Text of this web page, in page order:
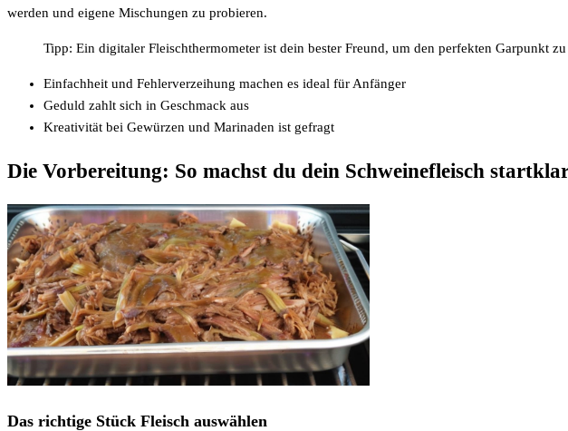
werden und eigene Mischungen zu probieren.
Tipp: Ein digitaler Fleischthermometer ist dein bester Freund, um den perfekten Garpunkt
Einfachheit und Fehlerverzeihung machen es ideal für Anfänger
Geduld zahlt sich in Geschmack aus
Kreativität bei Gewürzen und Marinaden ist gefragt
Die Vorbereitung: So machst du dein Schweinefleisch
Das richtige Stück Fleisch auswählen